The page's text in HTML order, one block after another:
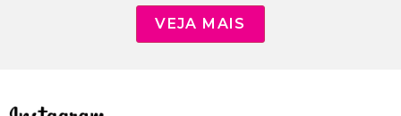
VEJA MAIS